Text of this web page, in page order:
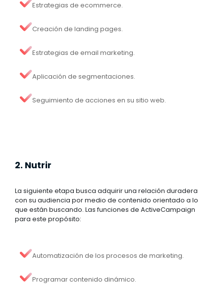
Estrategias de ecommerce.
Creación de landing pages.
Estrategias de email marketing.
Aplicación de segmentaciones.
Seguimiento de acciones en su sitio web.
2. Nutrir
La siguiente etapa busca adquirir una relación duradera
con su audiencia por medio de contenido orientado a lo
que están buscando. Las funciones de ActiveCampaign
para este propósito:
Automatización de los procesos de marketing.
Programar contenido dinámico.